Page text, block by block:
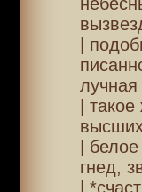
|
лучная
|
|
гнед,
|